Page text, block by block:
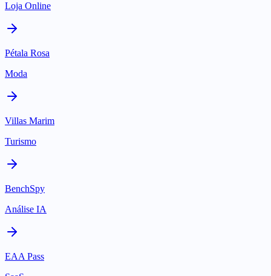
Loja Online
Pétala Rosa
Moda
Villas Marim
Turismo
BenchSpy
Análise IA
EAA Pass